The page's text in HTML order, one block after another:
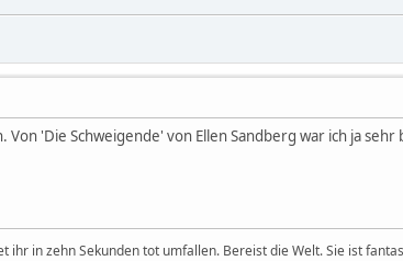
'Die Schweigende' von Ellen Sandberg war ich ja
ihr in zehn Sekunden tot umfallen. Bereist die Welt. Sie ist